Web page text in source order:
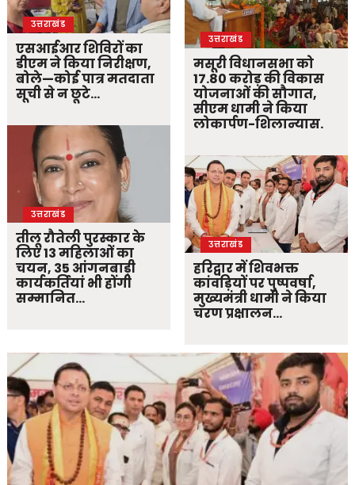
उत्तराखंड
एसआईआर शिविरों का
डीएम ने किया निरीक्षण,
बोले—कोई पात्र मतदाता
सूची से न छूटे…
उत्तराखंड
तीलू रौतेली पुरस्कार के
लिए 13 महिलाओं का
चयन, 35 आंगनबाड़ी
कार्यकर्तियां भी होंगी
सम्मानित…
उत्तराखंड
मसूरी विधानसभा को
17.80 करोड़ की विकास
योजनाओं की सौगात,
सीएम धामी ने किया
लोकार्पण-शिलान्यास.
उत्तराखंड
हरिद्वार में शिवभक्त
कांवड़ियों पर पुष्पवर्षा,
मुख्यमंत्री धामी ने किया
चरण प्रक्षालन…